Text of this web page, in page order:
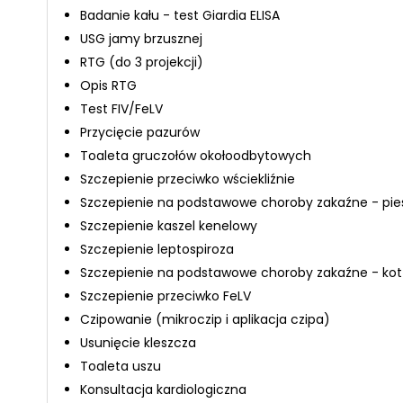
Badanie kału - test Giardia ELISA
USG jamy brzusznej
RTG (do 3 projekcji)
Opis RTG
Test FIV/FeLV
Przycięcie pazurów
Toaleta gruczołów okołoodbytowych
Szczepienie przeciwko wściekliźnie
Szczepienie na podstawowe choroby zakaźne -
Szczepienie kaszel kenelowy
Szczepienie leptospiroza
Szczepienie na podstawowe choroby zakaźne - kot
Szczepienie przeciwko FeLV
Czipowanie (mikroczip i aplikacja czipa)
Usunięcie kleszcza
Toaleta uszu
Konsultacja kardiologiczna